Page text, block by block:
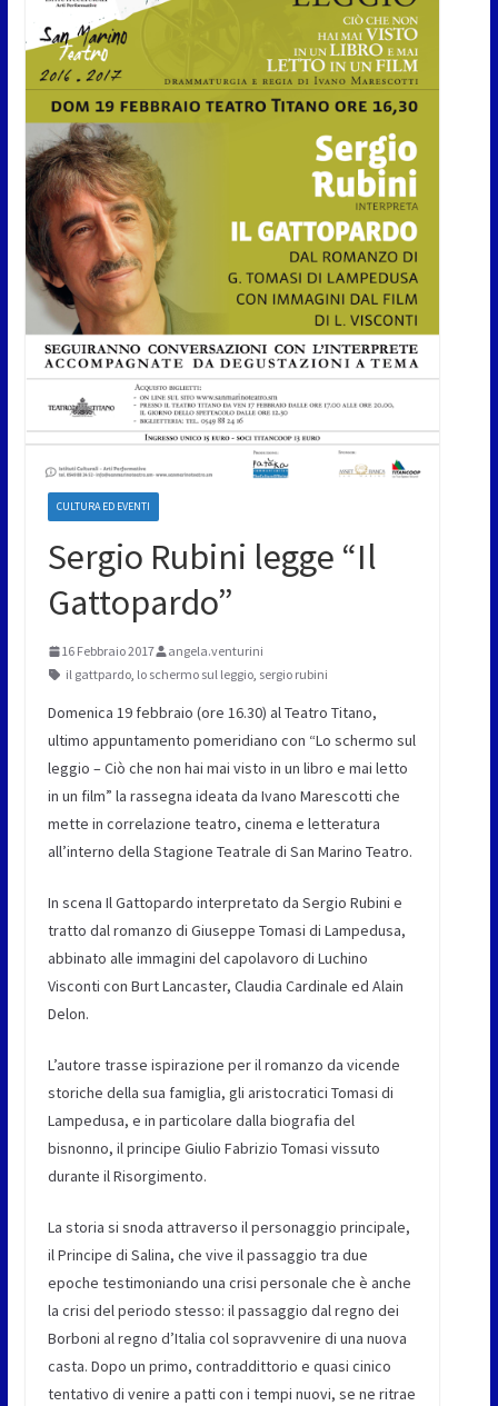
CULTURA ED EVENTI
Sergio Rubini legge “Il
Gattopardo”
16 Febbraio 2017
angela.venturini
il gattpardo, lo schermo sul leggio, sergio rubini
Domenica 19 febbraio (ore 16.30) al Teatro Titano,
ultimo appuntamento pomeridiano con “Lo schermo sul
leggio – Ciò che non hai mai visto in un libro e mai letto
in un film” la rassegna ideata da Ivano Marescotti che
mette in correlazione teatro, cinema e letteratura
all’interno della Stagione Teatrale di San Marino Teatro.
In scena Il Gattopardo interpretato da Sergio Rubini e
tratto dal romanzo di Giuseppe Tomasi di Lampedusa,
abbinato alle immagini del capolavoro di Luchino
Visconti con Burt Lancaster, Claudia Cardinale ed Alain
Delon.
L’autore trasse ispirazione per il romanzo da vicende
storiche della sua famiglia, gli aristocratici Tomasi di
Lampedusa, e in particolare dalla biografia del
bisnonno, il principe Giulio Fabrizio Tomasi vissuto
durante il Risorgimento.
La storia si snoda attraverso il personaggio principale,
il Principe di Salina, che vive il passaggio tra due
epoche testimoniando una crisi personale che è anche
la crisi del periodo stesso: il passaggio dal regno dei
Borboni al regno d’Italia col sopravvenire di una nuova
casta. Dopo un primo, contraddittorio e quasi cinico
tentativo di venire a patti con i tempi nuovi, se ne ritrae